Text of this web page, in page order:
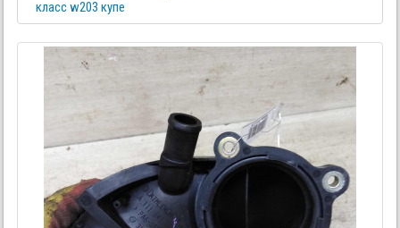
класс w203 купе